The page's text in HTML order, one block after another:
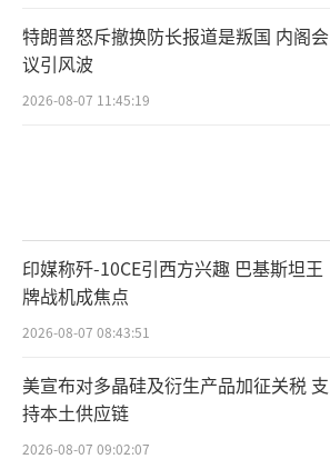
特朗普怒斥撤换防长报道是叛国 内阁会
议引风波
2026-08-07 11:45:19
印媒称歼-10CE引西方兴趣 巴基斯坦王
牌战机成焦点
2026-08-07 08:43:51
美宣布对多晶硅及衍生产品加征关税 支
持本土供应链
2026-08-07 09:02:07